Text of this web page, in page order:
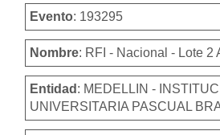
Evento: 193295
Nombre: RFI - Nacional - Lote 2
Entidad : MEDELLIN -
UNIVERSITARIA PASCUAL